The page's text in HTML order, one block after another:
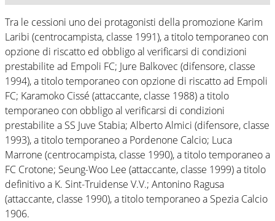
Tra le cessioni uno dei protagonisti della promozione Karim
Laribi (centrocampista, classe 1991), a titolo temporaneo con
opzione di riscatto ed obbligo al verificarsi di condizioni
prestabilite ad Empoli FC; Jure Balkovec (difensore, classe
1994), a titolo temporaneo con opzione di riscatto ad Empoli
FC; Karamoko Cissé (attaccante, classe 1988) a titolo
temporaneo con obbligo al verificarsi di condizioni
prestabilite a SS Juve Stabia; Alberto Almici (difensore, classe
1993), a titolo temporaneo a Pordenone Calcio; Luca
Marrone (centrocampista, classe 1990), a titolo temporaneo a
FC Crotone; Seung-Woo Lee (attaccante, classe 1999) a titolo
definitivo a K. Sint-Truidense V.V.; Antonino Ragusa
(attaccante, classe 1990), a titolo temporaneo a Spezia Calcio
1906.